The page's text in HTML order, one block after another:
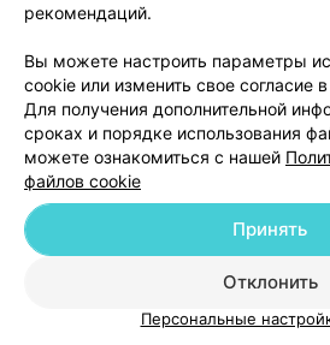
Обработка
© 2026 ООО «Артокс Лаб», УНП 191700409
|
г. Минск, улица Толбухина, 2, пом.
Служба поддержки +375
рекомендаций.
Вы можете настроить параметры
cookie или изменить свое согласие
Для получения дополнительной
сроках и порядке использования
можете ознакомиться с нашей
файлов cookie
Отклонить
Принять
Персональные